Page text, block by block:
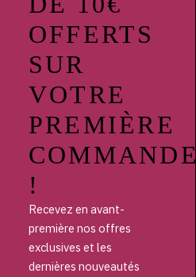
OFFERTS
SUR
VOTRE
PREMIÈRE
COMMANDE
!
Recevez en avant-
première nos offres
exclusives et les
dernières nouveautés